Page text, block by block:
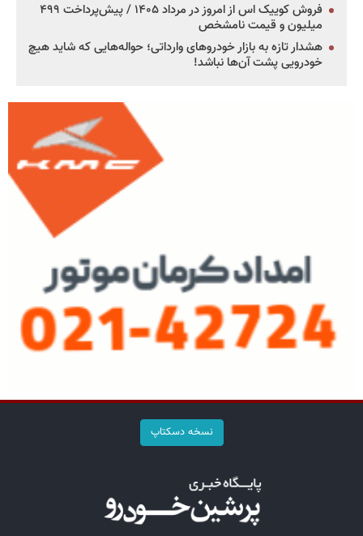
فروش کوییک اس از امروز در مرداد ۱۴۰۵ / پیش‌پرداخت ۴۹۹
میلیون و قیمت نامشخص
هشدار تازه به بازار خودروهای وارداتی؛ حواله‌هایی که شاید هیچ
خودرویی پشت آن‌ها نباشد!
نسخه دسکتاپ